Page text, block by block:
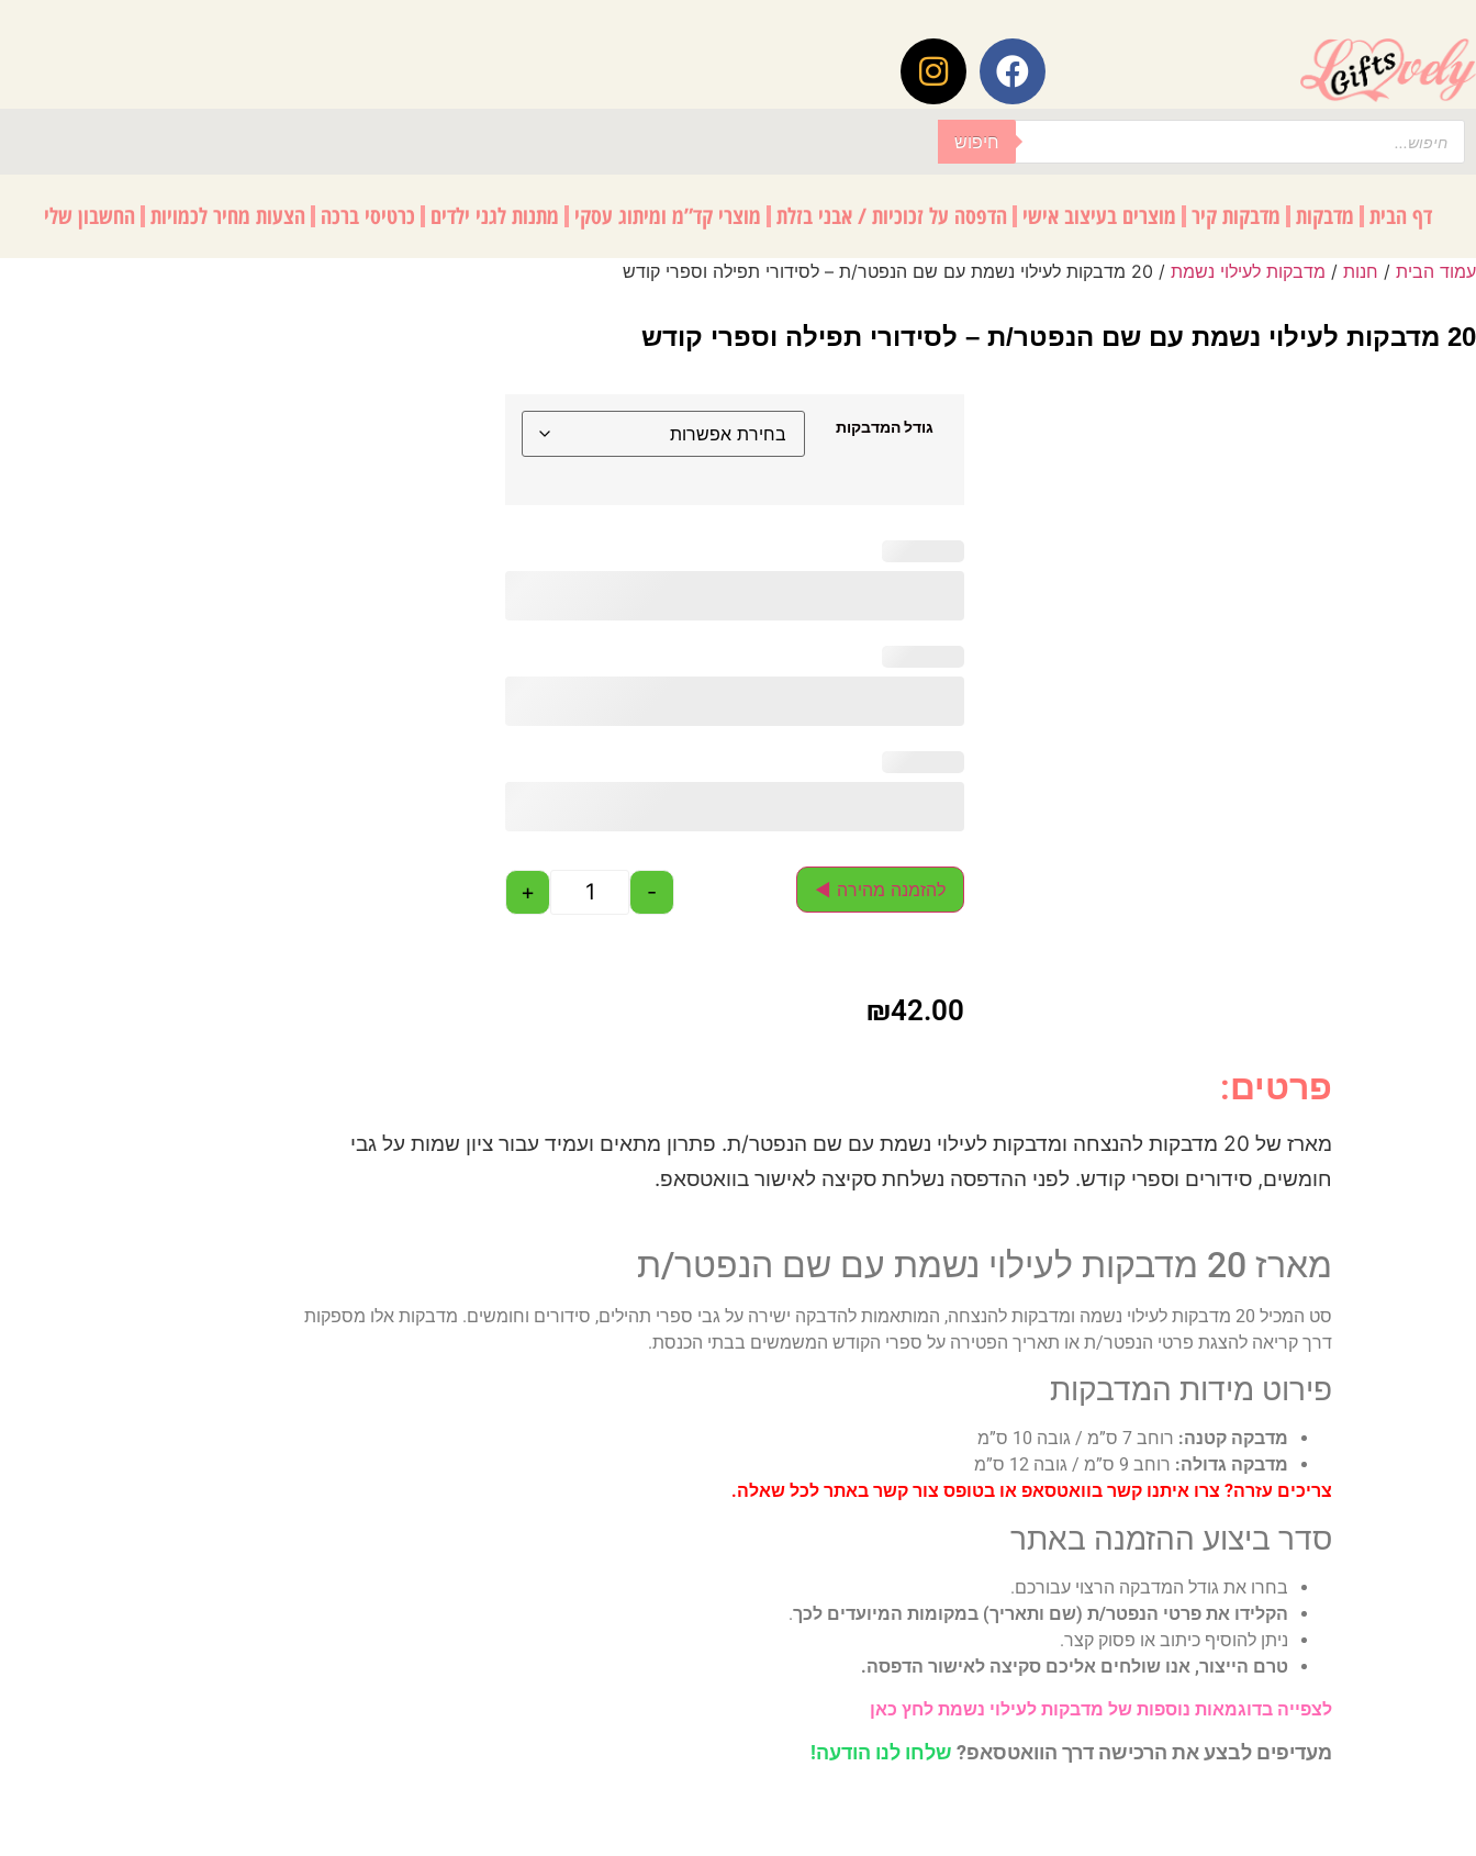
חיפוש
דף הבית מדבקות מדבקות קיר מוצרים בעיצוב אישי הדפסה על זכוכיות / אבני בזלת מוצרי קד”מ ומיתוג עסקי מתנות לגני ילדים כרטיסי ברכה הצעות מחיר לכמויות החשבון שלי
עמוד הבית / חנות / מדבקות לעילוי נשמת / 20 מדבקות לעילוי נשמת עם שם הנפטר/ת – לסידורי תפילה וספרי קודש
20 מדבקות לעילוי נשמת עם שם הנפטר/ת – לסידורי תפילה וספרי קודש
גודל המדבקות
-
+ להזמנה מהירה ◄
₪42.00
פרטים:
מארז של 20 מדבקות להנצחה ומדבקות לעילוי נשמת עם שם הנפטר/ת. פתרון מתאים ועמיד עבור ציון שמות על גבי
חומשים, סידורים וספרי קודש. לפני ההדפסה נשלחת סקיצה לאישור בוואטסאפ.
מארז 20 מדבקות לעילוי נשמת עם שם הנפטר/ת
סט המכיל 20 מדבקות לעילוי נשמה ומדבקות להנצחה, המותאמות להדבקה ישירה על גבי ספרי תהילים, סידורים וחומשים. מדבקות אלו מספקות
דרך קריאה להצגת פרטי הנפטר/ת או תאריך הפטירה על ספרי הקודש המשמשים בבתי הכנסת.
פירוט מידות המדבקות
מדבקה קטנה: רוחב 7 ס”מ / גובה 10 ס”מ
מדבקה גדולה: רוחב 9 ס”מ / גובה 12 ס”מ
צריכים עזרה? צרו איתנו קשר בוואטסאפ או בטופס צור קשר באתר לכל שאלה.
סדר ביצוע ההזמנה באתר
בחרו את גודל המדבקה הרצוי עבורכם.
הקלידו את פרטי הנפטר/ת (שם ותאריך) במקומות המיועדים לכך.
ניתן להוסיף כיתוב או פסוק קצר.
טרם הייצור, אנו שולחים אליכם סקיצה לאישור הדפסה.
לצפייה בדוגמאות נוספות של מדבקות לעילוי נשמת לחץ כאן
מעדיפים לבצע את הרכישה דרך הוואטסאפ? שלחו לנו הודעה!